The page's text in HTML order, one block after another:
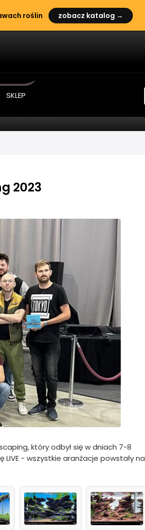
roślin zobacz katalog →
SKLEP
2023
który odbył się w dniach 7-8
LIVE - wszystkie aranżacje powstały na